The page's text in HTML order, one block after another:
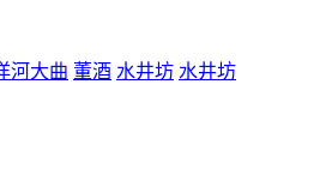
河大曲 董酒 水井坊 水井坊